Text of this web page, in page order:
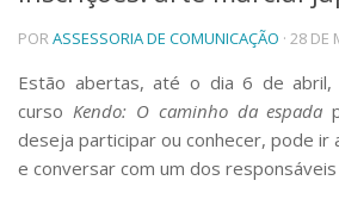
Pessoas
Ensino
Graduação
Pós-Graduação
Educação a distância
PORASSESSORIA DE COMUNICAÇÃO · 28 DE
Estão abertas, até o dia 6 de abril,
curso Kendo: O caminho da espada
deseja participar ou conhecer, pode ir
e conversar com um dos